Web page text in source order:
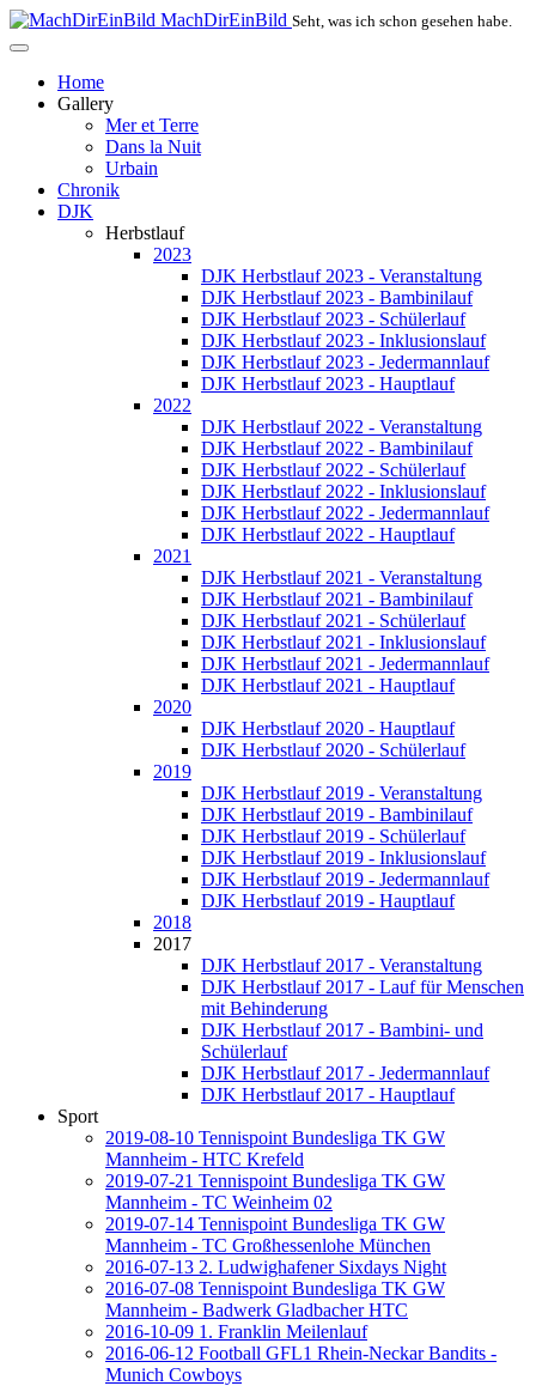
MachDirEinBild Seht, was ich schon gesehen habe.
Home
Gallery
Mer et Terre
Dans la Nuit
Urbain
Chronik
DJK
Herbstlauf
2023
DJK Herbstlauf 2023 - Veranstaltung
DJK Herbstlauf 2023 - Bambinilauf
DJK Herbstlauf 2023 - Schülerlauf
DJK Herbstlauf 2023 - Inklusionslauf
DJK Herbstlauf 2023 - Jedermannlauf
DJK Herbstlauf 2023 - Hauptlauf
2022
DJK Herbstlauf 2022 - Veranstaltung
DJK Herbstlauf 2022 - Bambinilauf
DJK Herbstlauf 2022 - Schülerlauf
DJK Herbstlauf 2022 - Inklusionslauf
DJK Herbstlauf 2022 - Jedermannlauf
DJK Herbstlauf 2022 - Hauptlauf
2021
DJK Herbstlauf 2021 - Veranstaltung
DJK Herbstlauf 2021 - Bambinilauf
DJK Herbstlauf 2021 - Schülerlauf
DJK Herbstlauf 2021 - Inklusionslauf
DJK Herbstlauf 2021 - Jedermannlauf
DJK Herbstlauf 2021 - Hauptlauf
2020
DJK Herbstlauf 2020 - Hauptlauf
DJK Herbstlauf 2020 - Schülerlauf
2019
DJK Herbstlauf 2019 - Veranstaltung
DJK Herbstlauf 2019 - Bambinilauf
DJK Herbstlauf 2019 - Schülerlauf
DJK Herbstlauf 2019 - Inklusionslauf
DJK Herbstlauf 2019 - Jedermannlauf
DJK Herbstlauf 2019 - Hauptlauf
2018
2017
DJK Herbstlauf 2017 - Veranstaltung
DJK Herbstlauf 2017 - Lauf für Menschen
mit Behinderung
DJK Herbstlauf 2017 - Bambini- und
Schülerlauf
DJK Herbstlauf 2017 - Jedermannlauf
DJK Herbstlauf 2017 - Hauptlauf
Sport
2019-08-10 Tennispoint Bundesliga TK GW
Mannheim - HTC Krefeld
2019-07-21 Tennispoint Bundesliga TK GW
Mannheim - TC Weinheim 02
2019-07-14 Tennispoint Bundesliga TK GW
Mannheim - TC Großhessenlohe München
2016-07-13 2. Ludwighafener Sixdays Night
2016-07-08 Tennispoint Bundesliga TK GW
Mannheim - Badwerk Gladbacher HTC
2016-10-09 1. Franklin Meilenlauf
2016-06-12 Football GFL1 Rhein-Neckar Bandits -
Munich Cowboys